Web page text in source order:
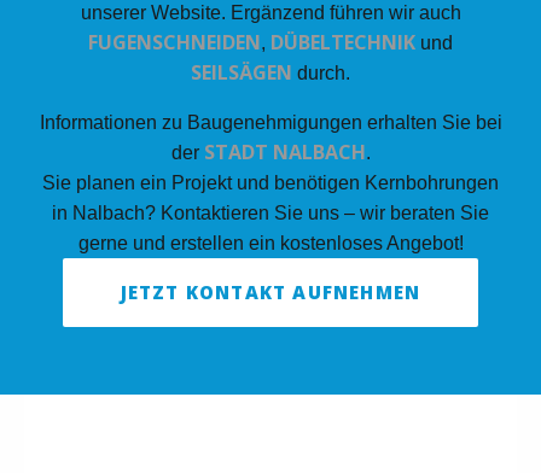
unserer Website. Ergänzend führen wir auch
FUGENSCHNEIDEN, DÜBELTECHNIK und
SEILSÄGEN durch.
Informationen zu Baugenehmigungen erhalten Sie bei
der STADT NALBACH.
Sie planen ein Projekt und benötigen Kernbohrungen
in Nalbach? Kontaktieren Sie uns – wir beraten Sie
gerne und erstellen ein kostenloses Angebot!
JETZT KONTAKT AUFNEHMEN